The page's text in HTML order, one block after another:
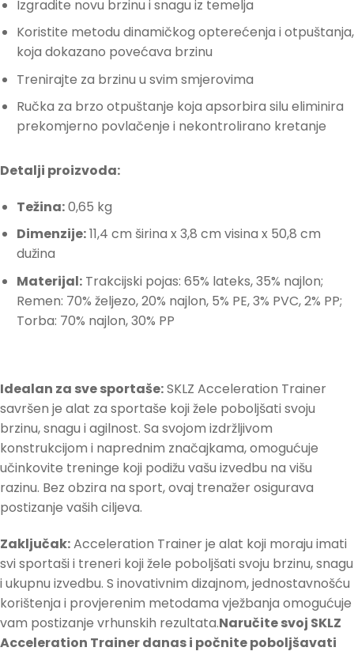
Izgradite novu brzinu i snagu iz temelja
Koristite metodu dinamičkog opterećenja i otpuštanja,
koja dokazano povećava brzinu
Trenirajte za brzinu u svim smjerovima
Ručka za brzo otpuštanje koja apsorbira silu eliminira
prekomjerno povlačenje i nekontrolirano kretanje
Detalji proizvoda:
Težina:0,65 kg
Dimenzije:11,4 cm širina x 3,8 cm visina x 50,8 cm
dužina
Materijal:Trakcijski pojas: 65% lateks, 35% najlon;
Remen: 70% željezo, 20% najlon, 5% PE, 3% PVC, 2% PP;
Torba: 70% najlon, 30% PP
Idealan za sve sportaše:SKLZ Acceleration Trainer
savršen je alat za sportaše koji žele poboljšati svoju
brzinu, snagu i agilnost. Sa svojom izdržljivom
konstrukcijom i naprednim značajkama, omogućuje
učinkovite treninge koji podižu vašu izvedbu na višu
razinu. Bez obzira na sport, ovaj trenažer osigurava
postizanje vaših ciljeva.
Zaključak:Acceleration Trainer je alat koji moraju imati
svi sportaši i treneri koji žele poboljšati svoju brzinu, snagu
i ukupnu izvedbu. S inovativnim dizajnom, jednostavnošću
korištenja i provjerenim metodama vježbanja omogućuje
vam postizanje vrhunskih rezultata.Naručite svoj SKLZ
Acceleration Trainer danas i počnite poboljšavati